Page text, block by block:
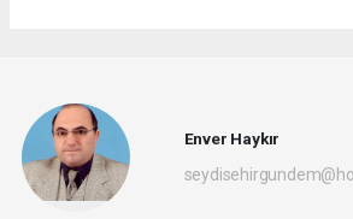
Enver Haykır